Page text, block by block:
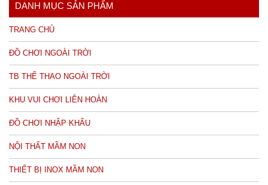
DANH MỤC SẢN PHẨM
TRANG CHỦ
ĐỒ CHƠI NGOÀI TRỜI
TB THỂ THAO NGOÀI TRỜI
KHU VUI CHƠI LIÊN HOÀN
ĐỒ CHƠI NHẬP KHẨU
NỘI THẤT MẦM NON
THIẾT BỊ INOX MẦM NON